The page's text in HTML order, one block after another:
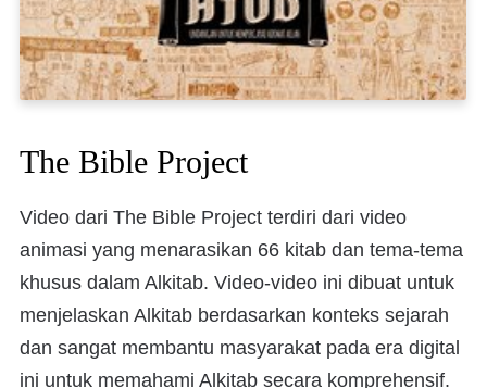
The Bible Project
Video dari The Bible Project terdiri dari video
animasi yang menarasikan 66 kitab dan tema-tema
khusus dalam Alkitab. Video-video ini dibuat untuk
menjelaskan Alkitab berdasarkan konteks sejarah
dan sangat membantu masyarakat pada era digital
ini untuk memahami Alkitab secara komprehensif.